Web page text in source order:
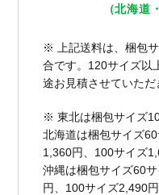
（北海道
※ 上記送料は、梱包
合です。120サイズ以
途お見積させていただ
※ 東北は梱包サイズ
北海道は梱包サイズ
1,360円、100サイズ
沖縄は梱包サイズ60
円、100サイズ2,490円